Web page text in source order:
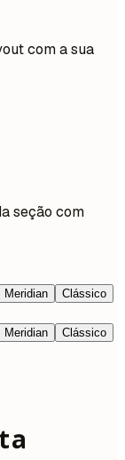
com a sua
seção com
Meridian
Clássico
Meridian
Clássico